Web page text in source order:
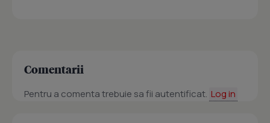
Comentarii
Pentru a comenta trebuie sa fii autentificat. Log in